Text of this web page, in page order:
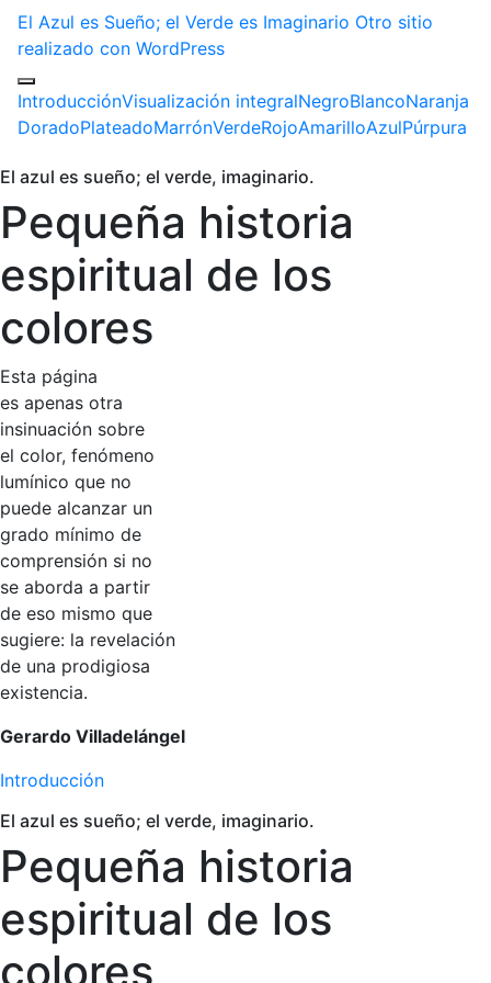
El Azul es Sueño; el Verde es Imaginario Otro sitio
realizado con WordPress
IntroducciónVisualización integralNegroBlancoNaranja
DoradoPlateadoMarrónVerdeRojoAmarilloAzulPúrpura
El azul es sueño; el verde, imaginario.
Pequeña historia
espiritual de los
colores
Esta página
es apenas otra
insinuación sobre
el color, fenómeno
lumínico que no
puede alcanzar un
grado mínimo de
comprensión si no
se aborda a partir
de eso mismo que
sugiere: la revelación
de una prodigiosa
existencia.
Gerardo Villadelángel
Introducción
El azul es sueño; el verde, imaginario.
Pequeña historia
espiritual de los
colores